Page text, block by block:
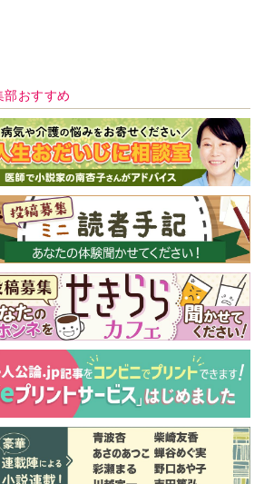
号 好評発売中！
実家の処分から終
の棲家までどうす
る？60代からの家
モンダイ
最新号
バックナンバー